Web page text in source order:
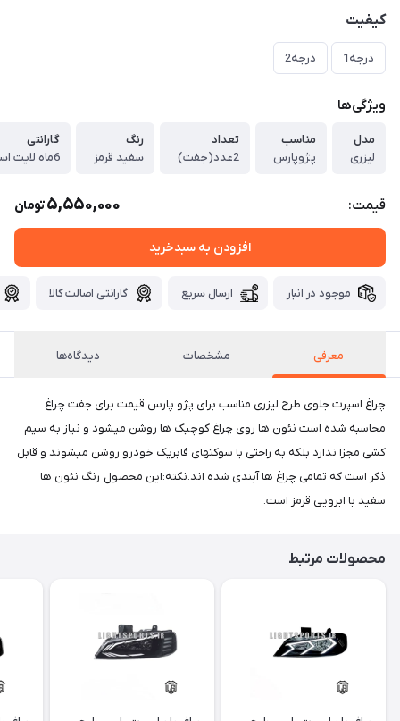
کیفیت
درجه1 درجه2
ویژگی‌ها
مدل
لیزری
مناسب
پژوپارس
تعداد
2عدد(جفت)
رنگ
سفید قرمز
گارانتی
6ماه لایت اسپرت
قیمت: 5,550,000تومان
افزودن به سبدخرید
موجود در انبار ارسال سریع گارانتی اصالت کالا
معرفی مشخصات دیدگاه‌ها
چراغ اسپرت جلوی طرح لیزری مناسب برای پژو پارس قیمت برای جفت چراغ
محاسبه شده است نئون ها روی چراغ کوچیک ها روشن میشود و نیاز به سیم
کشی مجزا ندارد بلکه به راحتی با سوکتهای فابریک خودرو روشن میشوند و قابل
ذکر است که تمامی چراغ ها آبندی شده اند.نکته:این محصول رنگ نئون ها
سفید با ابرویی قرمز است.
محصولات مرتبط